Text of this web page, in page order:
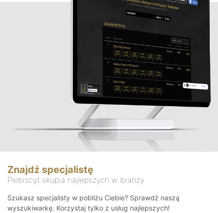
Znajdź specjalistę
Plebiscyt skupia najlepszych w branży
Szukasz specjalisty w pobliżu Ciebie? Sprawdź naszą
wyszukiwarkę. Korzystaj tylko z usług najlepszych!